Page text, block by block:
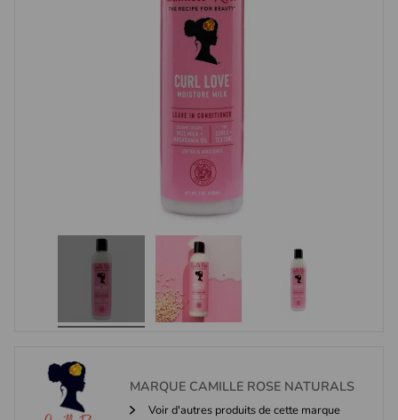
MARQUE CAMILLE ROSE NATURALS
Voir d'autres produits de cette marque